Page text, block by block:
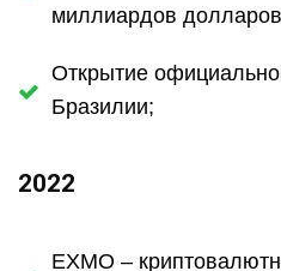
миллиардов
Открытие
Бразилии;
2022
EXMO –